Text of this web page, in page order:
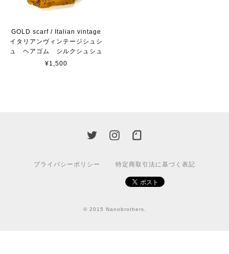
GOLD scarf / Italian vintage
イタリアンヴィンテージシュシ
ュ ヘアゴム シルクシュシュ
¥1,500
プライバシーポリシー 特定商取引法に基づく表記
© 2015 Nanobrothers.